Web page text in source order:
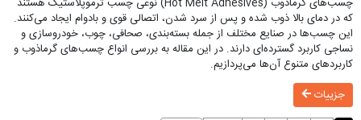
که در دمای بالا ذوب شده و پس از سرد شدن، اتصالی قوی و بادوام ایجاد می‌کنند.
این چسب‌ها در صنایع مختلف از جمله بسته‌بندی، صحافی، چوب، خودروسازی و
نساجی کاربرد گسترده‌ای دارند. در این مقاله به بررسی انواع چسب‌های گرماذوب و
کاربردهای متنوع آن‌ها می‌پردازیم.
جزییات